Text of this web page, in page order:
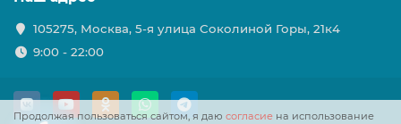
Продолжая пользоваться сайтом, я даю согласие на использование
105275, Москва, 5-я улица Соколиной Горы, 21к4
9:00 - 22:00